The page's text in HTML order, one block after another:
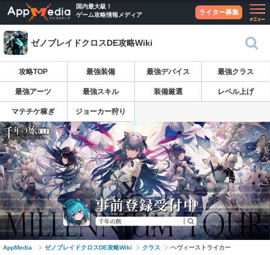
国内最大級！
ゲーム攻略情報メディア
ライター募集
ゼノブレイドクロスDE攻略Wiki
攻略TOP 最強装備 最強デバイス 最強クラス
最強アーツ 最強スキル 装備厳選 レベル上げ
マテチケ稼ぎ ジョーカー狩り
AppMedia ゼノブレイドクロスDE攻略Wiki クラス ヘヴィーストライカー